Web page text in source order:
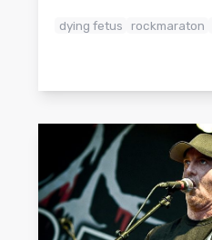
dying fetus rockmaraton